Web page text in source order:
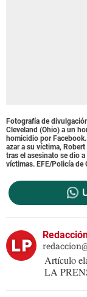
Fotografía de
Cleveland (Ohio) a un
homicidio por
azar a su víctima,
tras el asesinato se dio
víctimas. EFE/Policía de
Artículo
LA